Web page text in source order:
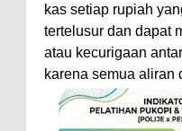
kas setiap rupiah
tertelusur dan dapat
atau kecurigaan
karena semua aliran